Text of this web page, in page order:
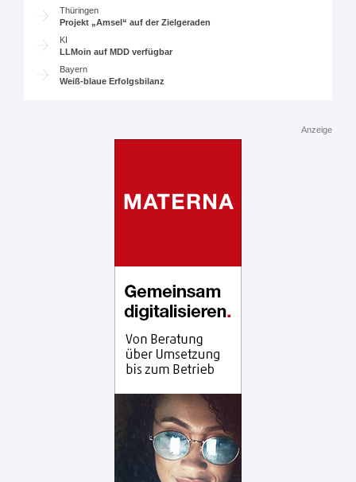
Thüringen
Projekt „Amsel“ auf der Zielgeraden
KI
LLMoin auf MDD verfügbar
Bayern
Weiß-blaue Erfolgsbilanz
Anzeige